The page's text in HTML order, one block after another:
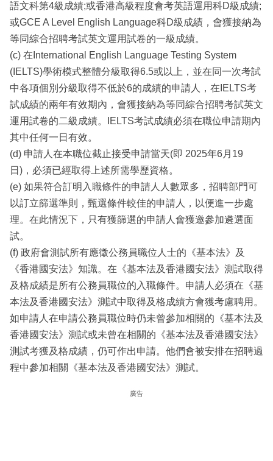
語文科第4級成績;或香港高級程度會考英語運用科D級成績;
或GCE A Level English Language科D級成績，會獲接納為
等同綜合招聘考試英文運用試卷的一級成績。
(c) 在International English Language Testing System
(IELTS)學術模式整體分級取得6.5或以上，並在同一次考試
中各項個別分級取得不低於6的成績的申請人，在IELTS考
試成績的兩年有效期內，會獲接納為等同綜合招聘考試英文
運用試卷的二級成績。IELTS考試成績必須在職位申請期內
其中任何一日有效。
(d) 申請人在本職位截止接受申請當天(即 2025年6月19
日)，必須已經取得上述所需學歷資格。
(e) 如果符合訂明入職條件的申請人人數眾多，招聘部門可
以訂立篩選準則，甄選條件較佳的申請人，以便進一步處
理。在此情況下，只有獲篩選的申請人會獲邀參加遴選面
試。
(f) 政府會測試所有應徵公務員職位人士的《基本法》及
《香港國安法》知識。在《基本法及香港國安法》測試取得
及格成績是所有公務員職位的入職條件。申請人必須在《基
本法及香港國安法》測試中取得及格成績方會獲考慮聘用。
如申請人在申請公務員職位時仍未曾參加相關的《基本法及
香港國安法》測試或未曾在相關的《基本法及香港國安法》
測試考獲及格成績，仍可作出申請。他們會被安排在招聘過
程中參加相關《基本法及香港國安法》測試。
廣告